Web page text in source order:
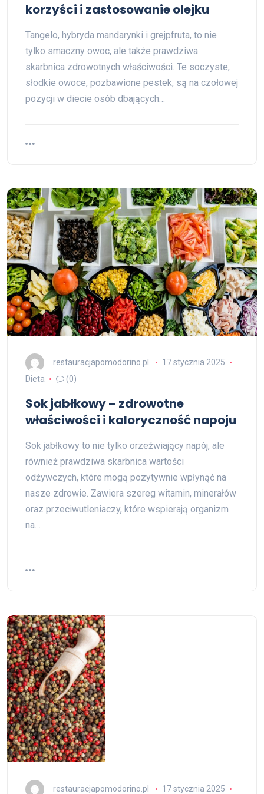
korzyści i zastosowanie olejku
Tangelo, hybryda mandarynki i grejpfruta, to nie
tylko smaczny owoc, ale także prawdziwa
skarbnica zdrowotnych właściwości. Te soczyste,
słodkie owoce, pozbawione pestek, są na czołowej
pozycji w diecie osób dbających…
restauracjapomodorino.pl
17 stycznia 2025
Dieta
(0)
Sok jabłkowy – zdrowotne
właściwości i kaloryczność napoju
Sok jabłkowy to nie tylko orzeźwiający napój, ale
również prawdziwa skarbnica wartości
odżywczych, które mogą pozytywnie wpłynąć na
nasze zdrowie. Zawiera szereg witamin, minerałów
oraz przeciwutleniaczy, które wspierają organizm
na…
restauracjapomodorino.pl
17 stycznia 2025